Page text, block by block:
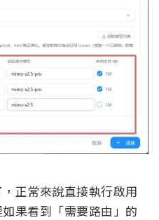
正常來說直接執行啟用
果看到「需要路由」的